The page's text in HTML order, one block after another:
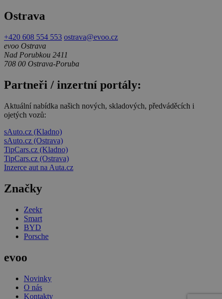
Ostrava
+420 608 554 553 ostrava@evoo.cz
evoo Ostrava
Nad Porubkou 2411
708 00 Ostrava-Poruba
Partneři / inzertní portály:
Aktuální nabídka našich nových, skladových, předváděcích i
ojetých vozů:
sAuto.cz (Kladno)
sAuto.cz (Ostrava)
TipCars.cz (Kladno)
TipCars.cz (Ostrava)
Inzerce aut na Auta.cz
Značky
Zeekr
Smart
BYD
Porsche
evoo
Novinky
O nás
Kontakty